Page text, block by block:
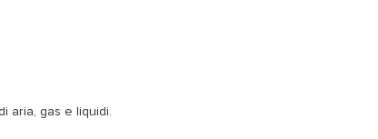
aria, gas e liquidi.